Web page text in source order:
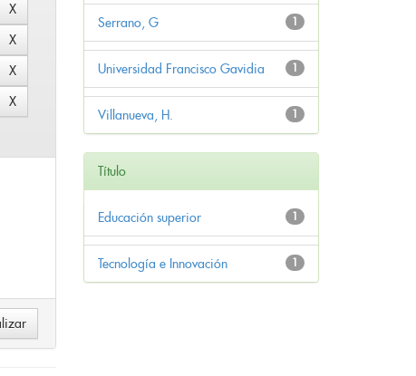
1
Serrano, G
1
Universidad Francisco Gavidia
1
Villanueva, H.
Título
1
Educación superior
1
Tecnología e Innovación